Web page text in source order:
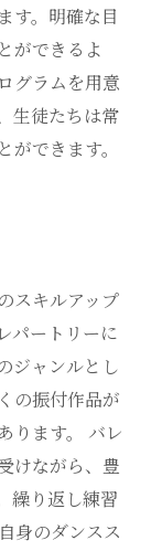
す。明確な目
ができるよ
グラムを用意
生徒たちは常
できます。
スキルアップ
パートリーに
ジャンルとし
の振付作品が
ります。 バレ
けながら、豊
繰り返し練習
身のダンスス